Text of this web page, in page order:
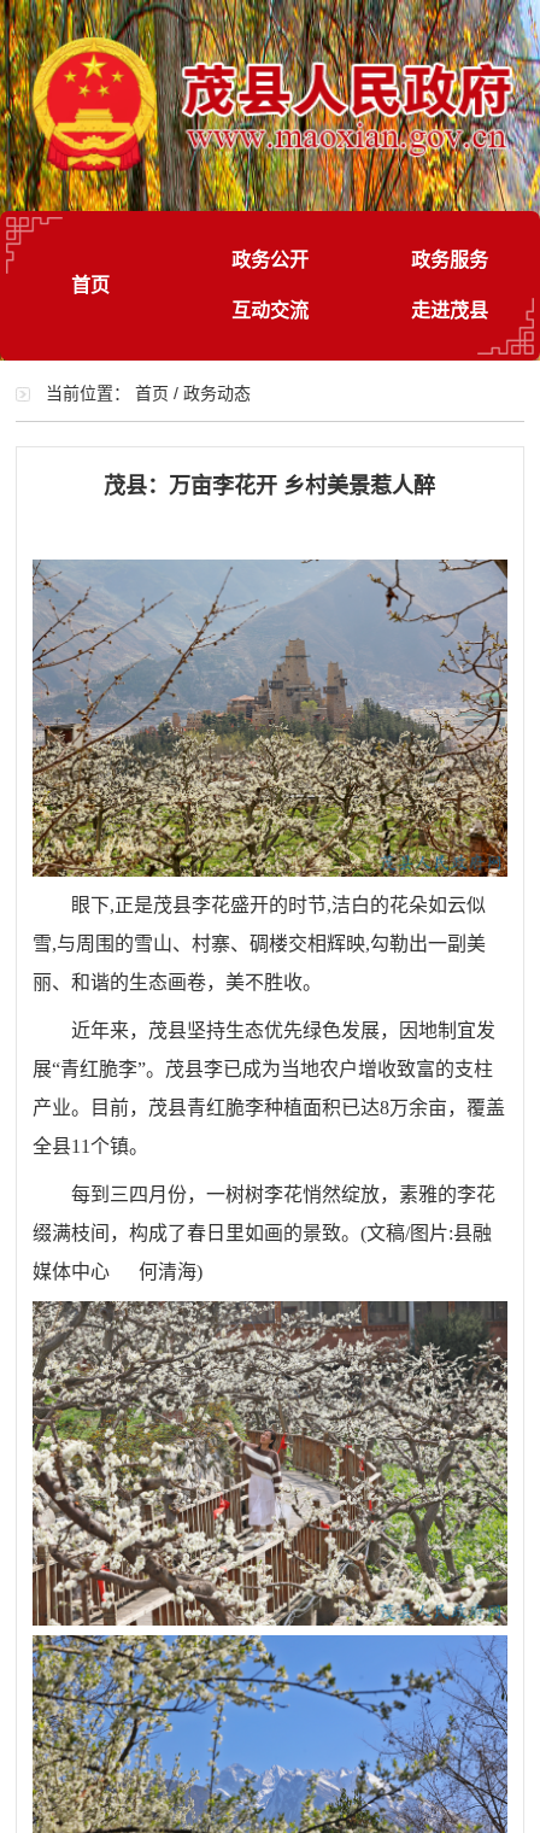
首页
政务公开 政务服务
互动交流 走进茂县
当前位置：首页 /政务动态
茂县：万亩李花开 乡村美景惹人醉
眼下,正是茂县李花盛开的时节,洁白的花朵如云似
雪,与周围的雪山、村寨、碉楼交相辉映,勾勒出一副美
丽、和谐的生态画卷， 美不胜收。
近年来， 茂县坚持生态优先绿色发展，
因地制宜发
展“青红脆李”。 茂县李已成为当地农户增收致富的支柱
产业。 目前，茂县青红脆李种植面积已达8万余亩，覆盖
全县11个镇。
每到三四月份，一树树李花悄然绽放，素雅的李花
缀满枝间 ，构成了春日里如画的景致。(文稿/图片:县融
媒体中心
何清海)